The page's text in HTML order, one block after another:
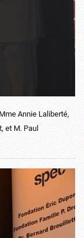
Annie Laliberté,
et M. Paul